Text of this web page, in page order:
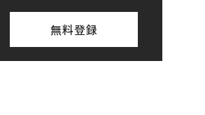
無料登録